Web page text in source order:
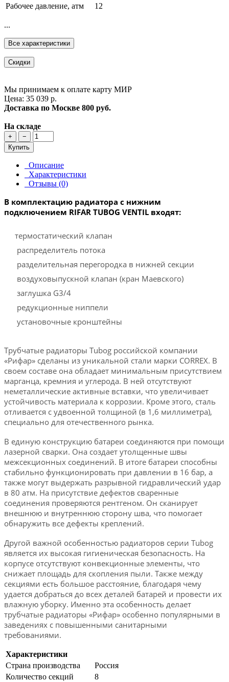
Рабочее давление, атм
12
...
Все характеристики
Скидки
Мы принимаем к оплате карту МИР
Цена: 35 039 р.
Доставка по Москве 800 руб.
На складе
+
−
Купить
Описание
Характеристики
Отзывы (0)
В комплектацию радиатора с нижним
подключением RIFAR TUBOG VENTIL входят:
термостатический клапан
распределитель потока
разделительная перегородка в нижней секции
воздуховыпускной клапан (кран Маевского)
заглушка G3/4
редукционные ниппели
установочные кронштейны
Трубчатые радиаторы Tubog российской компании
«Рифар» сделаны из уникальной стали марки CORREX. В
своем составе она обладает минимальным присутствием
марганца, кремния и углерода. В ней отсутствуют
неметаллические активные вставки, что увеличивает
устойчивость материала к коррозии. Кроме этого, сталь
отливается с удвоенной толщиной (в 1,6 миллиметра),
специально для отечественного рынка.
В единую конструкцию батареи соединяются при помощи
лазерной сварки. Она создает утолщенные швы
межсекционных соединений. В итоге батареи способны
стабильно функционировать при давлении в 16 бар, а
также могут выдержать разрывной гидравлический удар
в 80 атм. На присутствие дефектов сваренные
соединения проверяются рентгеном. Он сканирует
внешнюю и внутреннюю сторону шва, что помогает
обнаружить все дефекты креплений.
Другой важной особенностью радиаторов серии Tubog
является их высокая гигиеническая безопасность. На
корпусе отсутствуют конвекционные элементы, что
снижает площадь для скопления пыли. Также между
секциями есть большое расстояние, благодаря чему
удается добраться до всех деталей батарей и провести их
влажную уборку. Именно эта особенность делает
трубчатые радиаторы «Рифар» особенно популярными в
заведениях с повышенными санитарными
требованиями.
Характеристики
Страна производства
Россия
Количество секций
8